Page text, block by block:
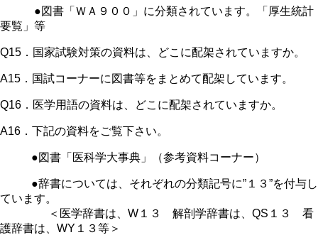
●図書「ＷＡ９００」に分類されています。「厚生統計
要覧」等
Q15．国家試験対策の資料は、どこに配架されていますか。
A15．国試コーナーに図書等をまとめて配架しています。
Q16．医学用語の資料は、どこに配架されていますか。
A16．下記の資料をご覧下さい。
●図書「医科学大事典」（参考資料コーナー）
●辞書については、それぞれの分類記号に”１３”を付与し
ています。
＜医学辞書は、W１３ 解剖学辞書は、QS１３ 看
護辞書は、WY１３等＞